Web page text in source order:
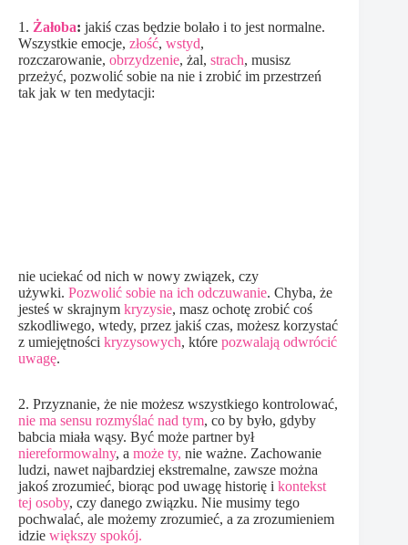
1. Żałoba: jakiś czas będzie bolało i to jest normalne.
Wszystkie emocje, złość, wstyd,
rozczarowanie, obrzydzenie, żal, strach, musisz
przeżyć, pozwolić sobie na nie i zrobić im przestrzeń
tak jak w ten medytacji:
nie uciekać od nich w nowy związek, czy
używki. Pozwolić sobie na ich odczuwanie. Chyba, że
jesteś w skrajnym kryzysie, masz ochotę zrobić coś
szkodliwego, wtedy, przez jakiś czas, możesz korzystać
z umiejętności kryzysowych, które pozwalają odwrócić
uwagę.
2. Przyznanie, że nie możesz wszystkiego kontrolować,
nie ma sensu rozmyślać nad tym, co by było, gdyby
babcia miała wąsy. Być może partner był
niereformowalny, a może ty, nie ważne. Zachowanie
ludzi, nawet najbardziej ekstremalne, zawsze można
jakoś zrozumieć, biorąc pod uwagę historię i kontekst
tej osoby, czy danego związku. Nie musimy tego
pochwalać, ale możemy zrozumieć, a za zrozumieniem
idzie większy spokój.